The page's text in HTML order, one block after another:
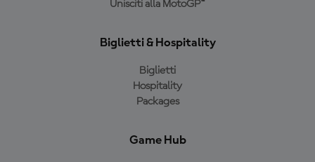
Unisciti alla MotoGP™
Biglietti & Hospitality
Biglietti
Hospitality
Packages
Game Hub